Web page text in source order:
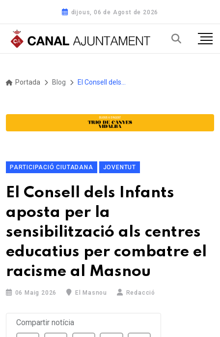
dijous, 06 de Agost de 2026
Portada Blog
PARTICIPACIÓ CIUTADANA JOVENTUT
El Consell dels Infants
aposta per la
sensibilització als centres
educatius per combatre el
racisme al Masnou
06 Maig 2026 El Masnou Redacció
Compartir notícia